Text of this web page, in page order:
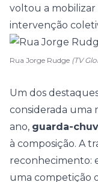
voltou a mobilizar
intervenção
Rua Jorge Rudge (TV
Um dos
considerada uma
ano, guarda-
à composição. A
reconhecimento:
uma competição